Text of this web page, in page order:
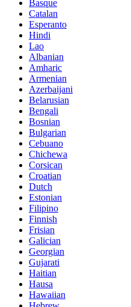
Basque
Catalan
Esperanto
Hindi
Lao
Albanian
Amharic
Armenian
Azerbaijani
Belarusian
Bengali
Bosnian
Bulgarian
Cebuano
Chichewa
Corsican
Croatian
Dutch
Estonian
Filipino
Finnish
Frisian
Galician
Georgian
Gujarati
Haitian
Hausa
Hawaiian